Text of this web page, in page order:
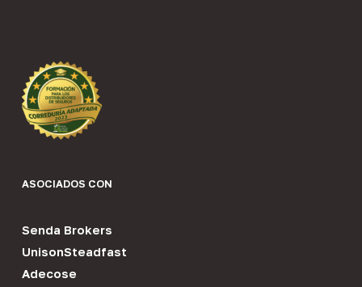
ASOCIADOS CON
Senda Brokers
UnisonSteadfast
Adecose